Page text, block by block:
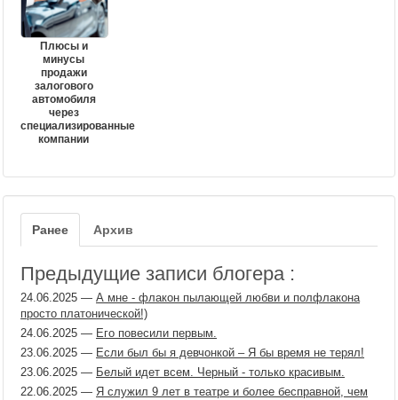
Плюсы и
минусы
продажи
залогового
автомобиля
через
специализированные
компании
Ранее Архив
Предыдущие записи блогера :
24.06.2025 — А мне - флакон пылающей любви и полфлакона
просто платонической!)
24.06.2025 — Его повесили первым.
23.06.2025 — Если был бы я девчонкой – Я бы время не терял!
23.06.2025 — Белый идет всем. Черный - только красивым.
22.06.2025 — Я служил 9 лет в театре и более бесправной, чем